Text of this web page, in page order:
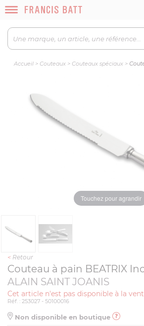
Accueil> Couteaux> Couteaux spéciaux>
Touchez pour agrandir
< Retour
Couteau à pain BEATRIX
ALAIN SAINT JOANIS
Cet article n'est pas disponible à la
Réf. : 253027 - 50100016
Non disponible en boutique